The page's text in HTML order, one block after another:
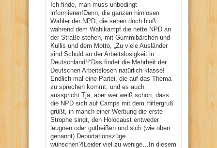
Ich finde, man muss unbedingt
informieren!Denn, die ganzen hirnlosen
Wähler der NPD, die sehen doch bloß
während dem Wahlkampf die nette NPD an
der Straße stehen, mit Gummibärchen und
Kullis und dem Motto, „Zu viele Ausländer
sind Schuld an der Arbeitslosigkeit in
Deutschland!!“Das findet die Mehrheit der
Deutschen Arbeitslosen natürlich klasse!
Endlich mal eine Partei, die auf das Thema
zu sprechen kommt, und es auch
ausspricht.Tja, aber wer weiß schon, dass
die NPD sich auf Camps mit dem Hitlergruß
grüßt, in manch einer Werbung die erste
Strophe singt, den Holocaust entweder
leugnen oder gutheißen und sich (wie oben
genannt) Deportationszüge
wünschen?!Leider viel zu wenige…In diesem